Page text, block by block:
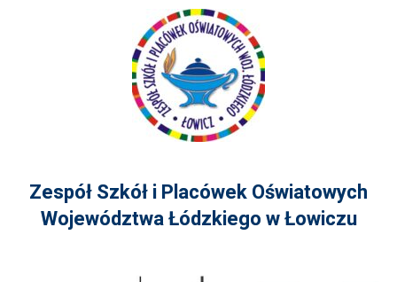
Zespół Szkół i Placówek Oświatowych
Województwa Łódzkiego w Łowiczu